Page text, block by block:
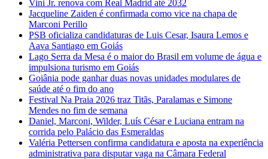
Vini Jr. renova com Real Madrid até 2032
Jacqueline Zaiden é confirmada como vice na chapa de
Marconi Perillo
PSB oficializa candidaturas de Luis Cesar, Isaura Lemos e
Aava Santiago em Goiás
Lago Serra da Mesa é o maior do Brasil em volume de água e
impulsiona turismo em Goiás
Goiânia pode ganhar duas novas unidades modulares de
saúde até o fim do ano
Festival Na Praia 2026 traz Titãs, Paralamas e Simone
Mendes no fim de semana
Daniel, Marconi, Wilder, Luís César e Luciana entram na
corrida pelo Palácio das Esmeraldas
Valéria Pettersen confirma candidatura e aposta na experiência
administrativa para disputar vaga na Câmara Federal